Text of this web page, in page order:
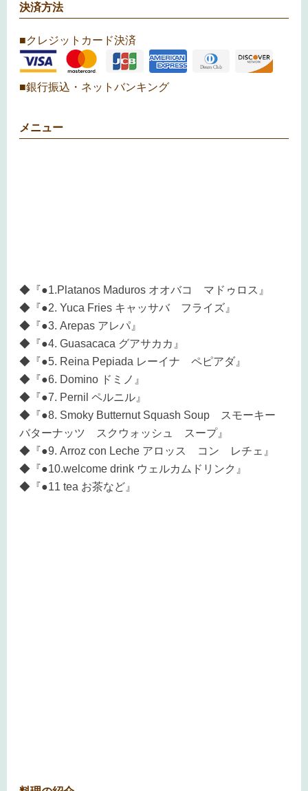
決済方法
■クレジットカード決済
■銀行振込・ネットバンキング
メニュー
◆『●1.Platanos Maduros オオバコ マドゥロス』
◆『●2. Yuca Fries キャッサバ フライズ』
◆『●3. Arepas アレパ』
◆『●4. Guasacaca グアサカカ』
◆『●5. Reina Pepiada レーイナ ペピアダ』
◆『●6. Domino ドミノ』
◆『●7. Pernil ペルニル』
◆『●8. Smoky Butternut Squash Soup スモーキー
バターナッツ スクウォッシュ スープ』
◆『●9. Arroz con Leche アロッス コン レチェ』
◆『●10.welcome drink ウェルカムドリンク』
◆『●11 tea お茶など』